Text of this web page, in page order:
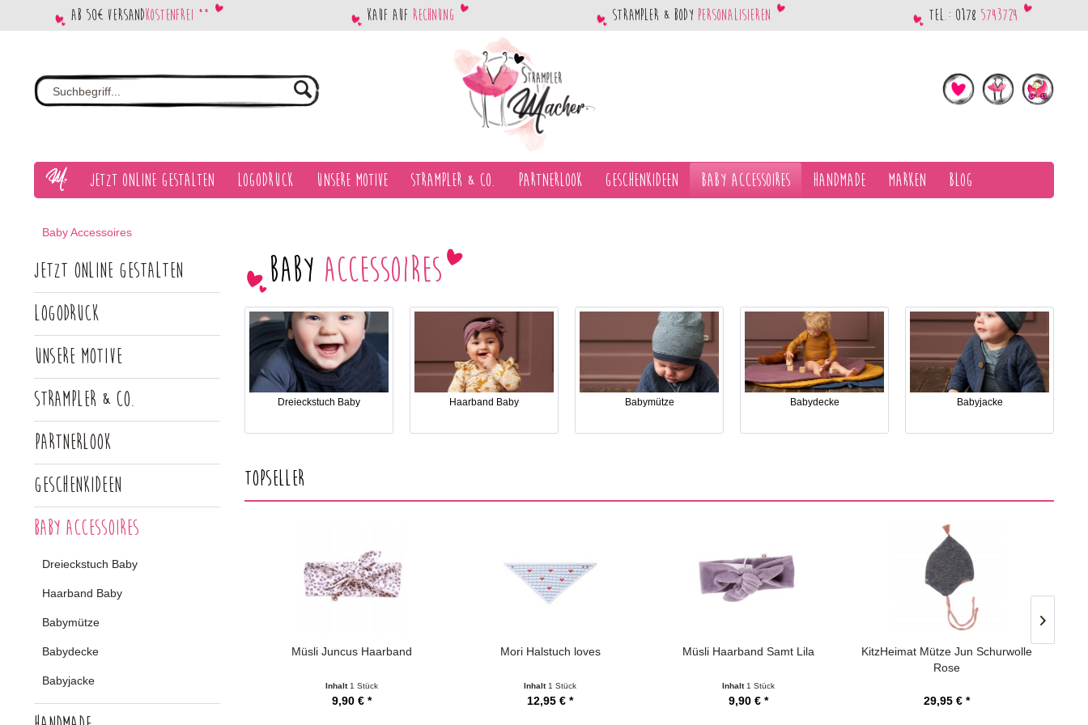
Ab 50€ Versandkostenfrei ** Kauf auf Rechnung Strampler & Body personalisieren Tel.: 0178 5743724
Jetzt Online gestalten Logodruck Unsere Motive Strampler & Co. Partnerlook Geschenkideen Baby Accessoires Handmade Marken Blog
Baby Accessoires
Jetzt Online gestalten
Logodruck
Unsere Motive
Strampler & Co.
Partnerlook
Geschenkideen
Baby Accessoires
Dreieckstuch Baby
Haarband Baby
Babymütze
Babydecke
Babyjacke
Baby Accessoires
Dreieckstuch Baby Haarband Baby Babymütze Babydecke Babyjacke
Topseller
Müsli Juncus Haarband
Inhalt1 Stück
9,90 € *
Mori Halstuch loves
Inhalt1 Stück
12,95 € *
Müsli Haarband Samt Lila
Inhalt1 Stück
9,90 € *
KitzHeimat Mütze Jun Schurwolle
Rose
29,95 € *